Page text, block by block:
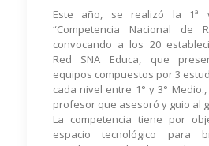
Este año, se realizó la 1ª
“Competencia Nacional de
convocando a los 20
Red SNA Educa, que
equipos compuestos por 3
cada nivel entre 1° y 3°
profesor que asesoró y guio al
La competencia tiene por
espacio tecnológico para